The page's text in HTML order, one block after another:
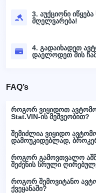
3. აუქციონი
მღელვარება!
4. გადაიხადეთ
დაელოდეთ მის
FAQ’s
როგორ ვიყიდოთ
Stat.VIN-ის მეშვეობით?
შემიძლია ვიყიდო
დამოუკიდებლად,
როგორ გამოვთვალო
შეძენის სრული
როგორ შემოვიტანო
ქვეყანაში?